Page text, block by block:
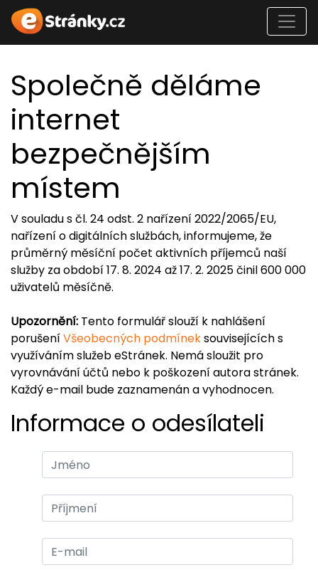
Společně děláme
internet
bezpečnějším
místem
V souladu s čl. 24 odst. 2 nařízení 2022/2065/EU,
nařízení o digitálních službách, informujeme, že
průměrný měsíční počet aktivních příjemců naší
služby za období 17. 8. 2024 až 17. 2. 2025 činil 600 000
uživatelů měsíčně.
Upozornění: Tento formulář slouží k nahlášení
porušeníVšeobecných podmíneksouvisejících s
využíváním služeb eStránek. Nemá sloužit pro
vyrovnávání účtů nebo k poškození autora stránek.
Každý e-mail bude zaznamenán a vyhodnocen.
Informace o odesílateli